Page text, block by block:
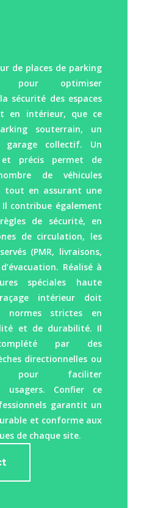
de places de parking
pour optimiser
sécurité des espaces
en intérieur, que ce
souterrain, un
collectif. Un
précis permet de
de véhicules
tout en assurant une
contribue également
de sécurité, en
de circulation, les
(PMR, livraisons,
Réalisé à
spéciales haute
intérieur doit
normes strictes en
et de durabilité. Il
par des
directionnelles ou
pour faciliter
usagers. Confier ce
garantit un
et conforme aux
de chaque site.